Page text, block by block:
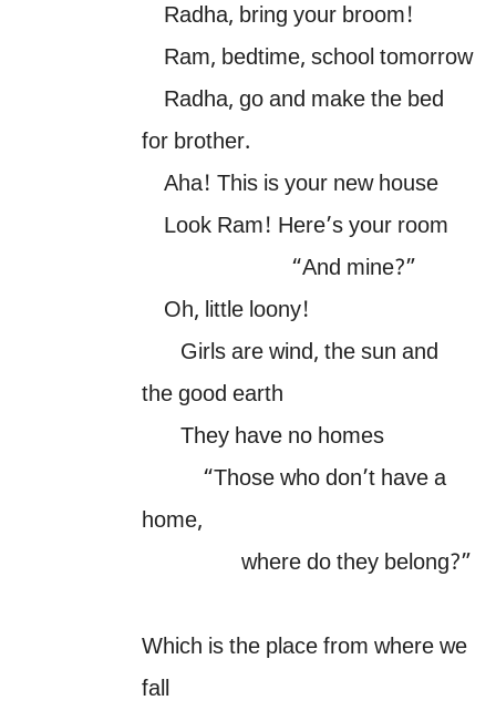
Radha, bring your broom!
Ram, bedtime, school tomorrow
Radha, go and make the bed
for brother.
Aha! This is your new house
Look Ram! Here’s your room
“And mine?”
Oh, little loony!
Girls are wind, the sun and
the good earth
They have no homes
“Those who don’t have a
home,
where do they belong?”
Which is the place from where we
fall